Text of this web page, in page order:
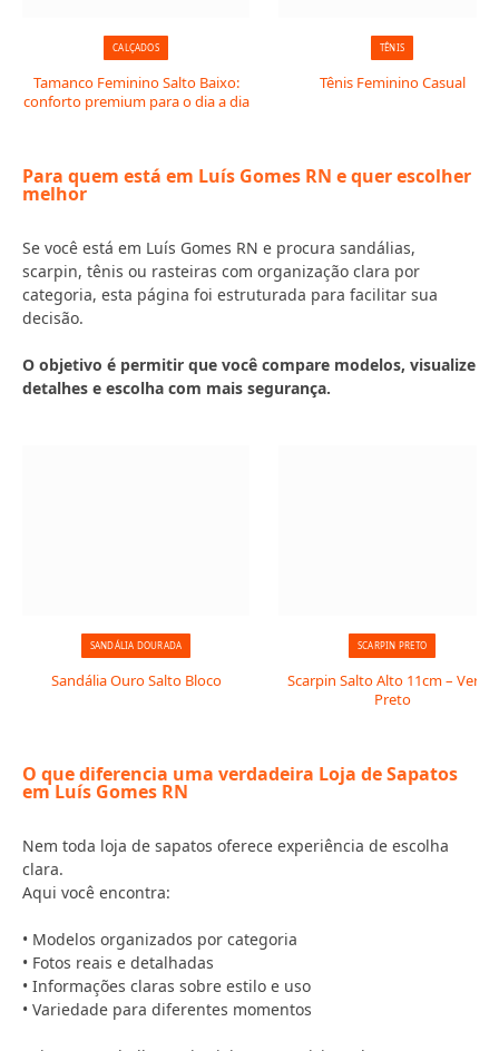
CALÇADOS
Tamanco Feminino Salto Baixo:
conforto premium para o dia a dia
TÊNIS
Tênis Feminino Casual
Para quem está em Luís Gomes RN e quer escolher
melhor
Se você está em Luís Gomes RN e procura sandálias,
scarpin, tênis ou rasteiras com organização clara por
categoria, esta página foi estruturada para facilitar sua
decisão.
O objetivo é permitir que você compare modelos, visualize
detalhes e escolha com mais segurança.
SANDÁLIA DOURADA
Sandália Ouro Salto Bloco
SCARPIN PRETO
Scarpin Salto Alto 11cm – Verniz
Preto
O que diferencia uma verdadeira Loja de Sapatos
em Luís Gomes RN
Nem toda loja de sapatos oferece experiência de escolha
clara.
Aqui você encontra:
• Modelos organizados por categoria
• Fotos reais e detalhadas
• Informações claras sobre estilo e uso
• Variedade para diferentes momentos